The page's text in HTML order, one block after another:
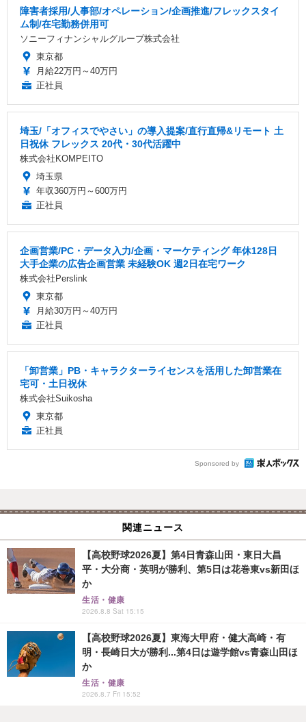
障害者採用/人事部/オペレーション/企画推進/フレックスタイ
ム制/在宅勤務併用可
ソニーフィナンシャルグループ株式会社
東京都
月給22万円～40万円
正社員
埼玉/「オフィスでやさい」の導入提案/直行直帰&リモート 土
日祝休 フレックス 20代・30代活躍中
株式会社KOMPEITO
埼玉県
年収360万円～600万円
正社員
企画営業/PC・データ入力/企画・マーケティング 年休128日
大手企業の広告企画営業 未経験OK 週2日在宅ワーク
株式会社Perslink
東京都
月給30万円～40万円
正社員
「卸営業」PB・キャラクターライセンスを活用した卸営業在
宅可・土日祝休
株式会社Suikosha
東京都
正社員
Sponsored by
関連ニュース
【高校野球2026夏】第4日青森山田・東日大昌
平・大分商・英明が勝利、第5日は花巻東vs新田ほ
か
生活・健康
2026.8.8 Sat 15:15
【高校野球2026夏】東海大甲府・健大高崎・有
明・長崎日大が勝利...第4日は遊学館vs青森山田ほ
か
生活・健康
2026.8.7 Fri 15:52